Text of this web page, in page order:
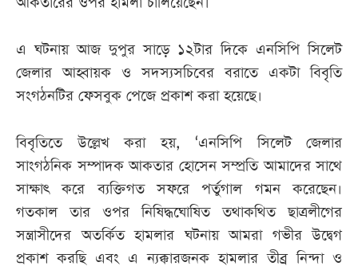
এ ঘটনায় আজ দুপুর সাড়ে ১২টার দিকে এনসিপি সিলেট
জেলার আহ্বায়ক ও সদস্যসচিবের বরাতে একটা বিবৃতি
সংগঠনটির ফেসবুক পেজে প্রকাশ করা হয়েছে।
বিবৃতিতে উল্লেখ করা হয়, ‘এনসিপি সিলেট জেলার
সাংগঠনিক সম্পাদক আকতার হোসেন সম্প্রতি আমাদের সাথে
সাক্ষাৎ করে ব্যক্তিগত সফরে পর্তুগাল গমন করেছেন।
গতকাল তার ওপর নিষিদ্ধঘোষিত তথাকথিত ছাত্রলীগের
সন্ত্রাসীদের অতর্কিত হামলার ঘটনায় আমরা গভীর উদ্বেগ
প্রকাশ করছি এবং এ ন্যক্কারজনক হামলার তীব্র নিন্দা ও